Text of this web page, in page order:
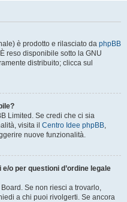
è prodotto e rilasciato da phpBB
reso disponibile sotto la GNU
distribuito; clicca sul
Limited. Se credi che ci sia
visita il Centro Idee phpBB,
nuove funzionalità.
o per questioni d’ordine legale
Se non riesci a trovarlo,
a chi puoi rivolgerti. Se ancora